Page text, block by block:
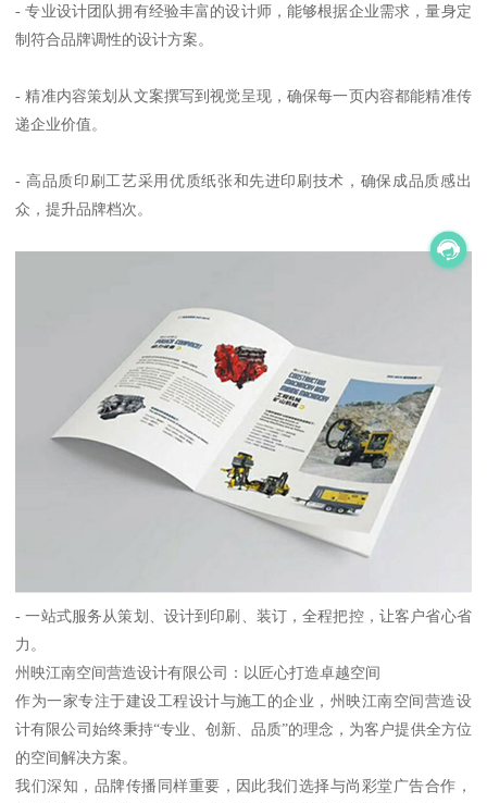
- 专业设计团队拥有经验丰富的设计师，能够根据企业需求，量身定
制符合品牌调性的设计方案。
- 精准内容策划从文案撰写到视觉呈现，确保每一页内容都能精准传
递企业价值。
- 高品质印刷工艺采用优质纸张和先进印刷技术，确保成品质感出
众，提升品牌档次。
- 一站式服务从策划、设计到印刷、装订，全程把控，让客户省心省
力。
州映江南空间营造设计有限公司：以匠心打造卓越空间
作为一家专注于建设工程设计与施工的企业，州映江南空间营造设
计有限公司始终秉持“专业、创新、品质”的理念，为客户提供全方位
的空间解决方案。
我们深知，品牌传播同样重要，因此我们选择与尚彩堂广告合作，